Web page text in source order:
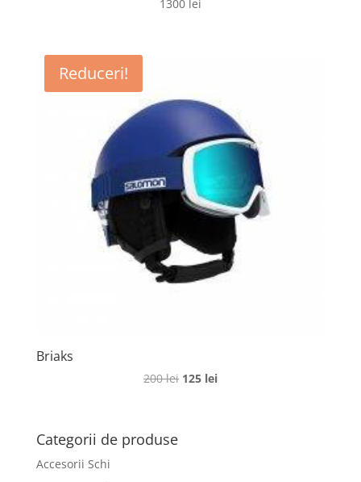
1300 lei
Reduceri!
Briaks
200lei Prețul
125 leiPrețul
Categorii de produse
Accesorii Schi